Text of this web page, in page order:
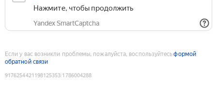
Нажмите, чтобы продолжить
Yandex SmartCaptcha
Если у вас возникли проблемы, пожалуйста, воспользуйтесьформой
обратной связи
9176254421198125353:1786004288